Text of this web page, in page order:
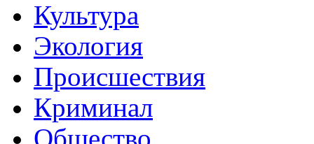
Культура
Экология
Происшествия
Криминал